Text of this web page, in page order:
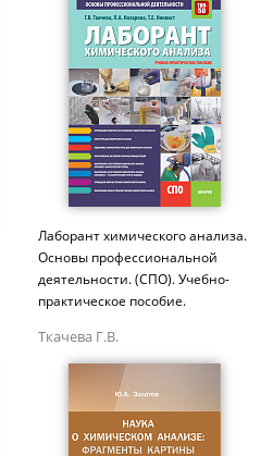
Лаборант химического анализа.
Основы профессиональной
деятельности. (СПО). Учебно-
практическое пособие.
Ткачева Г.В.